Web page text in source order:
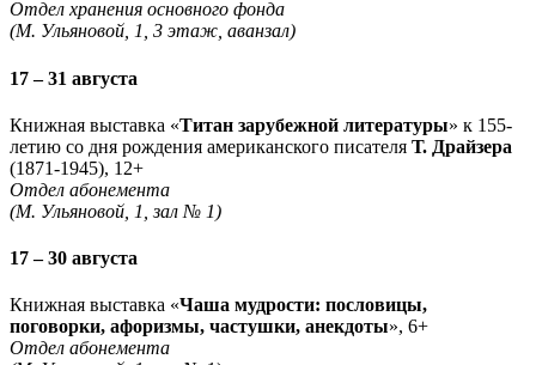
Отдел хранения основного фонда
(М. Ульяновой, 1, 3 этаж, аванзал)
17 – 31 августа
Книжная выставка «Титан зарубежной литературы» к 155-
летию со дня рождения американского писателя Т. Драйзера
(1871-1945), 12+
Отдел абонемента
(М. Ульяновой, 1, зал № 1)
17 – 30 августа
Книжная выставка «Чаша мудрости: пословицы,
поговорки, афоризмы, частушки, анекдоты», 6+
Отдел абонемента